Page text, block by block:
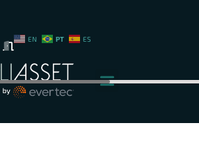
EN PT ES